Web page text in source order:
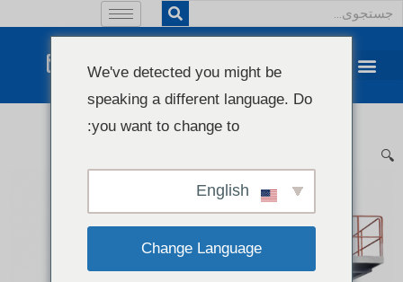
🔍
We've detected you might be
speaking a different language. Do
you want to change to:
Change Language